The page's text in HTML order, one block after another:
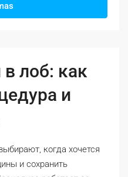
в лоб: как
и
когда хочется
и сохранить